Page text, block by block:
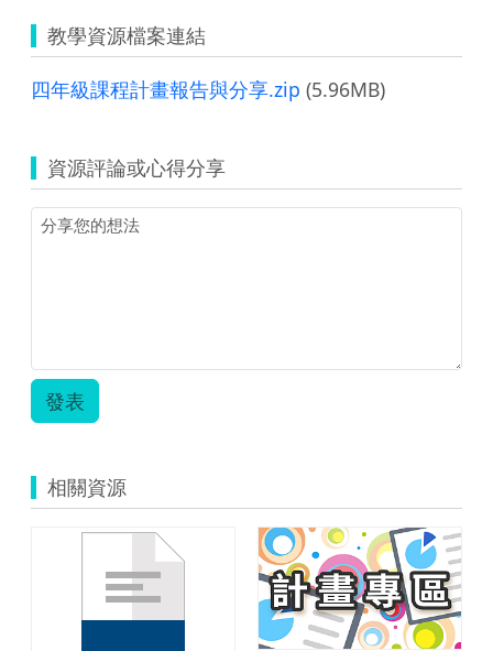
教學資源檔案連結
四年級課程計畫報告與分享.zip (5.96MB)
資源評論或心得分享
發表
相關資源